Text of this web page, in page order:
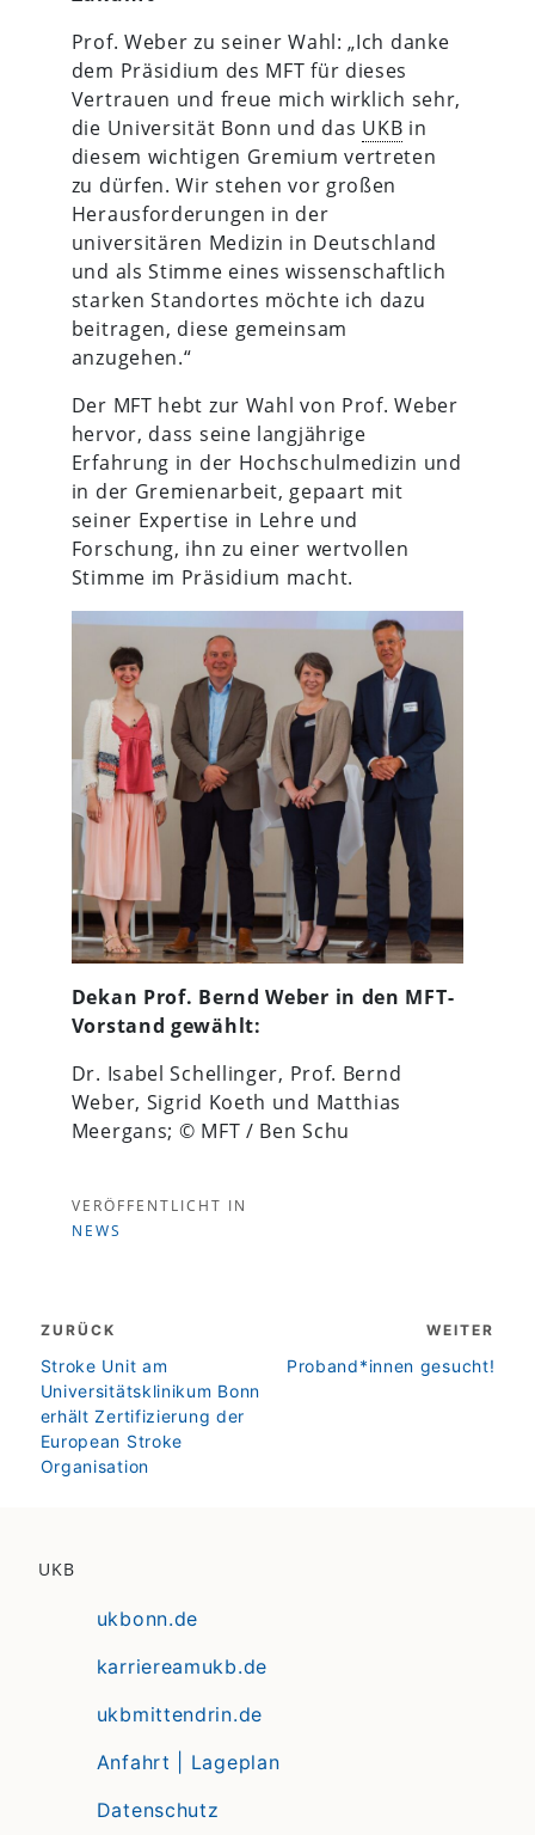
Prof. Weber zu seiner Wahl: „Ich danke
dem Präsidium des MFT für dieses
Vertrauen und freue mich wirklich sehr,
die Universität Bonn und das UKB in
diesem wichtigen Gremium vertreten
zu dürfen. Wir stehen vor großen
Herausforderungen in der
universitären Medizin in Deutschland
und als Stimme eines wissenschaftlich
starken Standortes möchte ich dazu
beitragen, diese gemeinsam
anzugehen.“
Der MFT hebt zur Wahl von Prof. Weber
hervor, dass seine langjährige
Erfahrung in der Hochschulmedizin und
in der Gremienarbeit, gepaart mit
seiner Expertise in Lehre und
Forschung, ihn zu einer wertvollen
Stimme im Präsidium macht.
Dekan Prof. Bernd Weber in den MFT-
Vorstand gewählt:
Dr. Isabel Schellinger, Prof. Bernd
Weber, Sigrid Koeth und Matthias
Meergans; © MFT / Ben Schu
VERÖFFENTLICHT IN
NEWS
ZURÜCK
zurück
Stroke Unit am
Universitätsklinikum Bonn
erhält Zertifizierung der
European Stroke
Organisation
WEITER
weiter
Proband*innen gesucht!
UKB
ukbonn.de
karriereamukb.de
ukbmittendrin.de
Anfahrt | Lageplan
Datenschutz